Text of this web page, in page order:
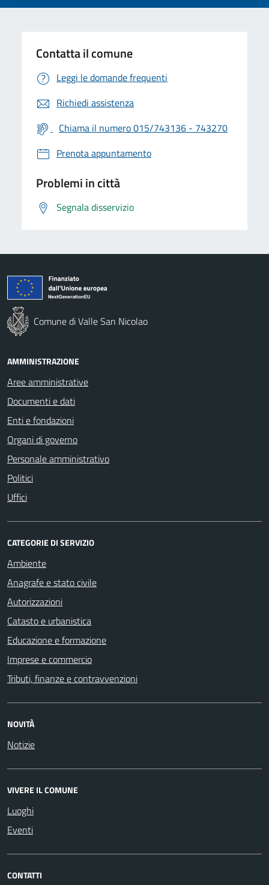
Contatta il comune
Leggi le domande frequenti
Richiedi assistenza
Chiama il numero 015/743136 - 743270
Prenota appuntamento
Problemi in città
Segnala disservizio
Comune di Valle San Nicolao
AMMINISTRAZIONE
Aree amministrative
Documenti e dati
Enti e fondazioni
Organi di governo
Personale amministrativo
Politici
Uffici
CATEGORIE DI SERVIZIO
Ambiente
Anagrafe e stato civile
Autorizzazioni
Catasto e urbanistica
Educazione e formazione
Imprese e commercio
Tributi, finanze e contravvenzioni
NOVITÀ
Notizie
VIVERE IL COMUNE
Luoghi
Eventi
CONTATTI